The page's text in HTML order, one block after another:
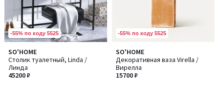
-55% по коду 5525
SO'HOME
Столик туалетный, Linda /
Линда
45200 ₽
-55% по коду 5525
SO'HOME
Декоративная ваза Virella /
Вирелла
15700 ₽